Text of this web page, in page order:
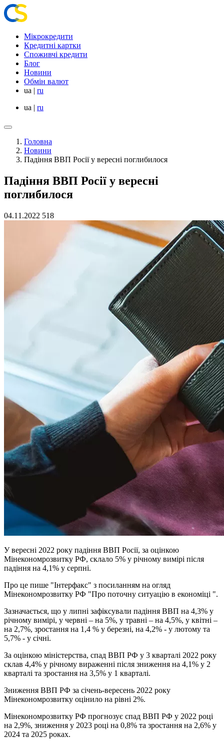
Мікрокредити
Кредитні картки
Споживчі кредити
Блог
Новини
Обмін валют
ua | ru
ua | ru
Головна
Новини
Падіння ВВП Росії у вересні поглибилося
Падіння ВВП Росії у вересні
поглибилося
04.11.2022 518
У вересні 2022 року падіння ВВП Росії, за оцінкою
Мінекономрозвитку РФ, склало 5% у річному вимірі після
падіння на 4,1% у серпні.
Про це пише "Інтерфакс" з посиланням на огляд
Мінекономрозвитку РФ "Про поточну ситуацію в економіці ".
Зазначається, що у липні зафіксували падіння ВВП на 4,3% у
річному вимірі, у червні – на 5%, у травні – на 4,5%, у квітні –
на 2,7%, зростання на 1,4 % у березні, на 4,2% - у лютому та
5,7% - у січні.
За оцінкою міністерства, спад ВВП РФ у 3 кварталі 2022 року
склав 4,4% у річному вираженні після зниження на 4,1% у 2
кварталі та зростання на 3,5% у 1 кварталі.
Зниження ВВП РФ за січень-вересень 2022 року
Мінекономрозвитку оцінило на рівні 2%.
Мінекономрозвитку РФ прогнозує спад ВВП РФ у 2022 році
на 2,9%, зниження у 2023 році на 0,8% та зростання на 2,6% у
2024 та 2025 роках.